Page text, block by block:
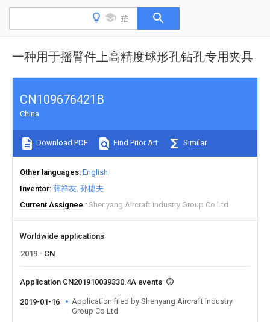
一种用于摇臂件上高精度球形孔钻孔专用夹具
CN109676421B
China
Download PDF Find Prior Art Similar
Other languages English
Inventor 薛祥友 孙捷夫
Current Assignee
Shenyang Aircraft Industry Group Co Ltd
Worldwide applications
2019
CN
Application CN201910039330.4A events
2019-01-16
Application filed by Shenyang Aircraft Industry
Group Co Ltd